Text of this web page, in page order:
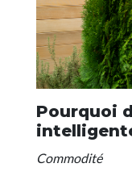
Pourquoi
Commodité